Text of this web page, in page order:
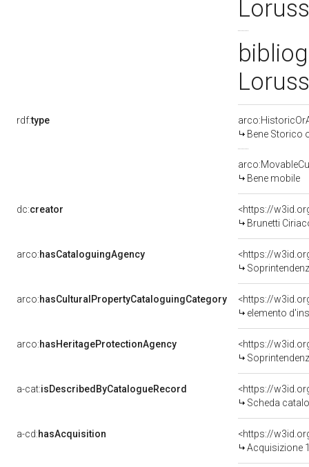
rdf:type
Bene Storico
Bene mobile
dc:creator
<https://
Brunetti
arco:hasCataloguingAgency
<https://
arco:hasCulturalPropertyCataloguingCategory
<https://
elemento
arco:hasHeritageProtectionAgency
<https://
a-cat:isDescribedByCatalogueRecord
<https://
Scheda
a-cd:hasAcquisition
<https://
Acquisizione